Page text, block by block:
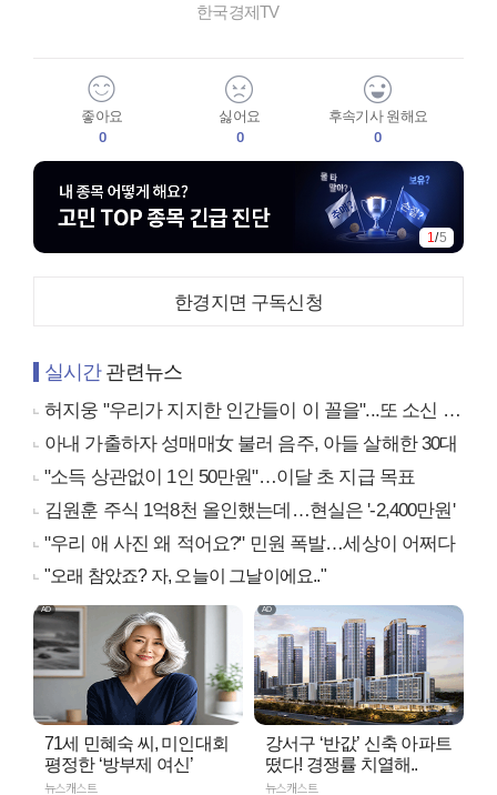
한국경제TV
좋아요
0
싫어요
0
후속기사 원해요
0
1/5
한경지면 구독신청
실시간관련뉴스
허지웅 "우리가 지지한 인간들이 이 꼴을"...또 소신 발언
아내 가출하자 성매매女 불러 음주, 아들 살해한 30대
"소득 상관없이 1인 50만원"…이달 초 지급 목표
김원훈 주식 1억8천 올인했는데…현실은 '-2,400만원'
"우리 애 사진 왜 적어요?" 민원 폭발…세상이 어쩌다
"오래 참았죠? 자, 오늘이 그날이에요.."
71세 민혜숙 씨, 미인대회
평정한 ‘방부제 여신’
뉴스캐스트
강서구 ‘반값’ 신축 아파트
떴다! 경쟁률 치열해..
뉴스캐스트